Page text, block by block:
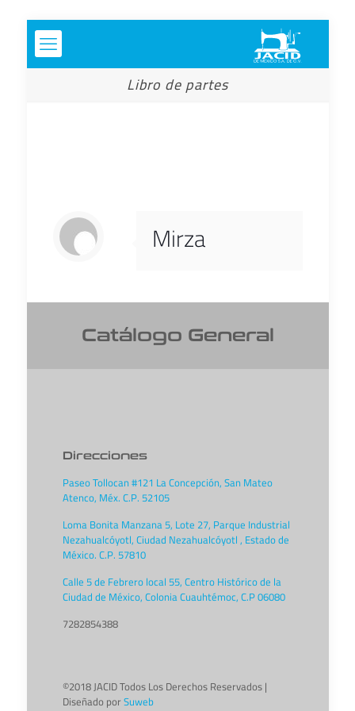
Libro de partes
Mirza
Catálogo General
Direcciones
Paseo Tollocan #121 La Concepción, San Mateo
Atenco, Méx. C.P. 52105
Loma Bonita Manzana 5, Lote 27, Parque Industrial
Nezahualcóyotl, Ciudad Nezahualcóyotl , Estado de
México. C.P. 57810
Calle 5 de Febrero local 55, Centro Histórico de la
Ciudad de México, Colonia Cuauhtémoc, C.P 06080
7282854388
©2018 JACID Todos Los Derechos Reservados |
Diseñado porSuweb